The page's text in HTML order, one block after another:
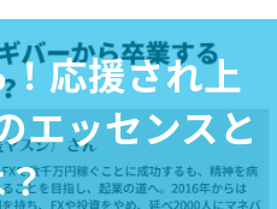
応援され上
エッセンスと